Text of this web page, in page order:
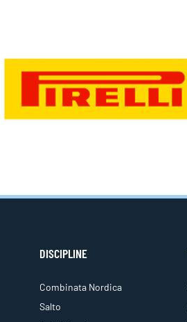
DISCIPLINE
Combinata Nordica
Salto